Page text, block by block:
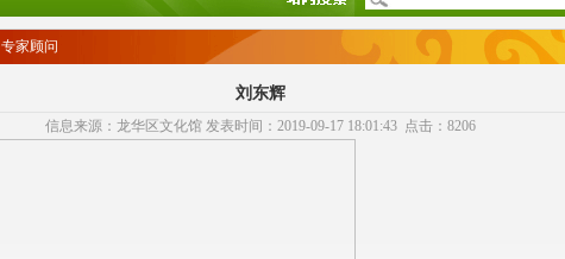
专家顾问
刘东辉
信息来源：龙华区文化馆 发表时间：2019-09-17 18:01:43 点击：8206